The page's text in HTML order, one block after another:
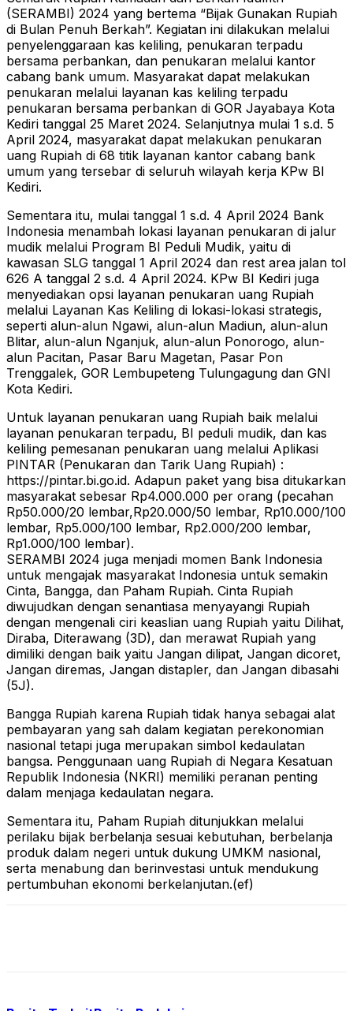
(SERAMBI) 2024 yang bertema “Bijak Gunakan Rupiah
di Bulan Penuh Berkah”. Kegiatan ini dilakukan melalui
penyelenggaraan kas keliling, penukaran terpadu
bersama perbankan, dan penukaran melalui kantor
cabang bank umum. Masyarakat dapat melakukan
penukaran melalui layanan kas keliling terpadu
penukaran bersama perbankan di GOR Jayabaya Kota
Kediri tanggal 25 Maret 2024. Selanjutnya mulai 1 s.d. 5
April 2024, masyarakat dapat melakukan penukaran
uang Rupiah di 68 titik layanan kantor cabang bank
umum yang tersebar di seluruh wilayah kerja KPw BI
Kediri.
Sementara itu, mulai tanggal 1 s.d. 4 April 2024 Bank
Indonesia menambah lokasi layanan penukaran di jalur
mudik melalui Program BI Peduli Mudik, yaitu di
kawasan SLG tanggal 1 April 2024 dan rest area jalan tol
626 A tanggal 2 s.d. 4 April 2024. KPw BI Kediri juga
menyediakan opsi layanan penukaran uang Rupiah
melalui Layanan Kas Keliling di lokasi-lokasi strategis,
seperti alun-alun Ngawi, alun-alun Madiun, alun-alun
Blitar, alun-alun Nganjuk, alun-alun Ponorogo, alun-
alun Pacitan, Pasar Baru Magetan, Pasar Pon
Trenggalek, GOR Lembupeteng Tulungagung dan GNI
Kota Kediri.
Untuk layanan penukaran uang Rupiah baik melalui
layanan penukaran terpadu, BI peduli mudik, dan kas
keliling pemesanan penukaran uang melalui Aplikasi
PINTAR (Penukaran dan Tarik Uang Rupiah) :
https://pintar.bi.go.id. Adapun paket yang bisa ditukarkan
masyarakat sebesar Rp4.000.000 per orang (pecahan
Rp50.000/20 lembar,Rp20.000/50 lembar, Rp10.000/100
lembar, Rp5.000/100 lembar, Rp2.000/200 lembar,
Rp1.000/100 lembar).
SERAMBI 2024 juga menjadi momen Bank Indonesia
untuk mengajak masyarakat Indonesia untuk semakin
Cinta, Bangga, dan Paham Rupiah. Cinta Rupiah
diwujudkan dengan senantiasa menyayangi Rupiah
dengan mengenali ciri keaslian uang Rupiah yaitu Dilihat,
Diraba, Diterawang (3D), dan merawat Rupiah yang
dimiliki dengan baik yaitu Jangan dilipat, Jangan dicoret,
Jangan diremas, Jangan distapler, dan Jangan dibasahi
(5J).
Bangga Rupiah karena Rupiah tidak hanya sebagai alat
pembayaran yang sah dalam kegiatan perekonomian
nasional tetapi juga merupakan simbol kedaulatan
bangsa. Penggunaan uang Rupiah di Negara Kesatuan
Republik Indonesia (NKRI) memiliki peranan penting
dalam menjaga kedaulatan negara.
Sementara itu, Paham Rupiah ditunjukkan melalui
perilaku bijak berbelanja sesuai kebutuhan, berbelanja
produk dalam negeri untuk dukung UMKM nasional,
serta menabung dan berinvestasi untuk mendukung
pertumbuhan ekonomi berkelanjutan.(ef)